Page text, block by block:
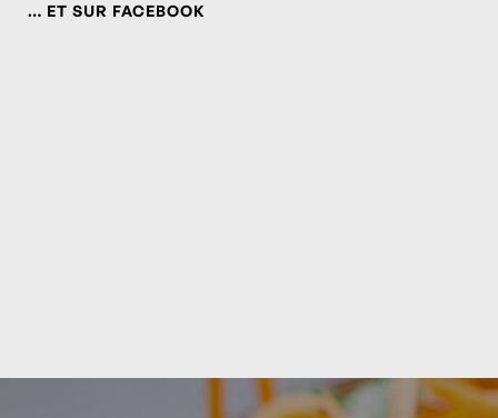
… ET SUR FACEBOOK